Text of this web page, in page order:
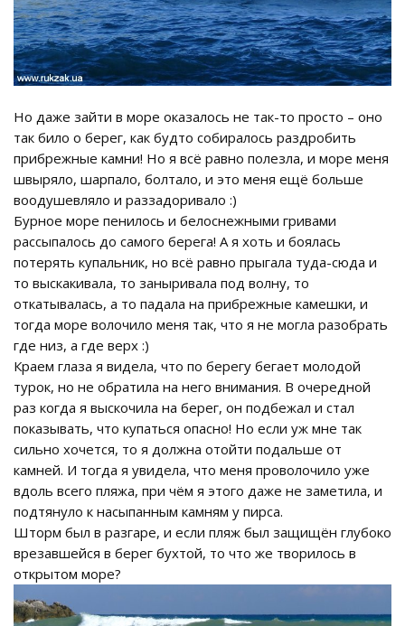
Но даже зайти в море оказалось не так-то просто – оно
так било о берег, как будто собиралось раздробить
прибрежные камни! Но я всё равно полезла, и море меня
швыряло, шарпало, болтало, и это меня ещё больше
воодушевляло и раззадоривало :)
Бурное море пенилось и белоснежными гривами
рассыпалось до самого берега! А я хоть и боялась
потерять купальник, но всё равно прыгала туда-сюда и
то выскакивала, то заныривала под волну, то
откатывалась, а то падала на прибрежные камешки, и
тогда море волочило меня так, что я не могла разобрать
где низ, а где верх :)
Краем глаза я видела, что по берегу бегает молодой
турок, но не обратила на него внимания. В очередной
раз когда я выскочила на берег, он подбежал и стал
показывать, что купаться опасно! Но если уж мне так
сильно хочется, то я должна отойти подальше от
камней. И тогда я увидела, что меня проволочило уже
вдоль всего пляжа, при чём я этого даже не заметила, и
подтянуло к насыпанным камням у пирса.
Шторм был в разгаре, и если пляж был защищён глубоко
врезавшейся в берег бухтой, то что же творилось в
открытом море?